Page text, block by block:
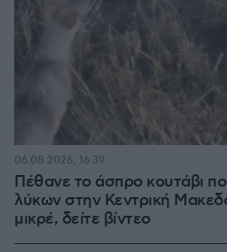
Πέθανε το άσπρο κουτάβι
λύκων στην Κεντρική
μικρέ, δείτε βίντεο
06.08.2026, 16:39